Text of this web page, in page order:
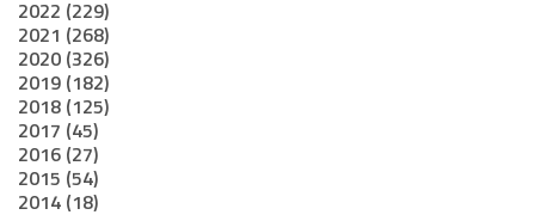
2022 (229)
2021 (268)
2020 (326)
2019 (182)
2018 (125)
2017 (45)
2016 (27)
2015 (54)
2014 (18)